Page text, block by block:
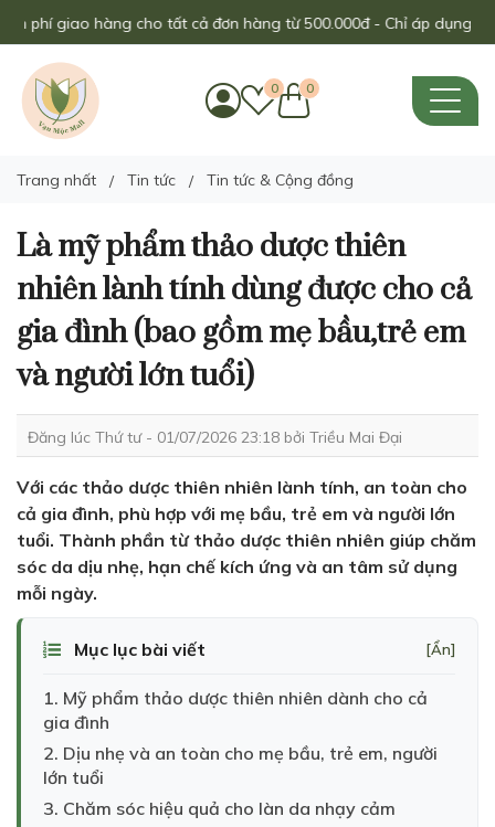
giao hàng cho tất cả đơn hàng từ 500.000đ - Chỉ áp dụng trong
0 0
Trang nhất Tin tức Tin tức & Cộng đồng
Là mỹ phẩm thảo dược thiên
nhiên lành tính dùng được cho cả
gia đình (bao gồm mẹ bầu,trẻ em
và người lớn tuổi)
Đăng lúc Thứ tư - 01/07/2026 23:18 bởi Triều Mai Đại
Với các thảo dược thiên nhiên lành tính, an toàn cho
cả gia đình, phù hợp với mẹ bầu, trẻ em và người lớn
tuổi. Thành phần từ thảo dược thiên nhiên giúp chăm
sóc da dịu nhẹ, hạn chế kích ứng và an tâm sử dụng
mỗi ngày.
Mục lục bài viết [Ẩn]
1. Mỹ phẩm thảo dược thiên nhiên dành cho cả
gia đình
2. Dịu nhẹ và an toàn cho mẹ bầu, trẻ em, người
lớn tuổi
3. Chăm sóc hiệu quả cho làn da nhạy cảm